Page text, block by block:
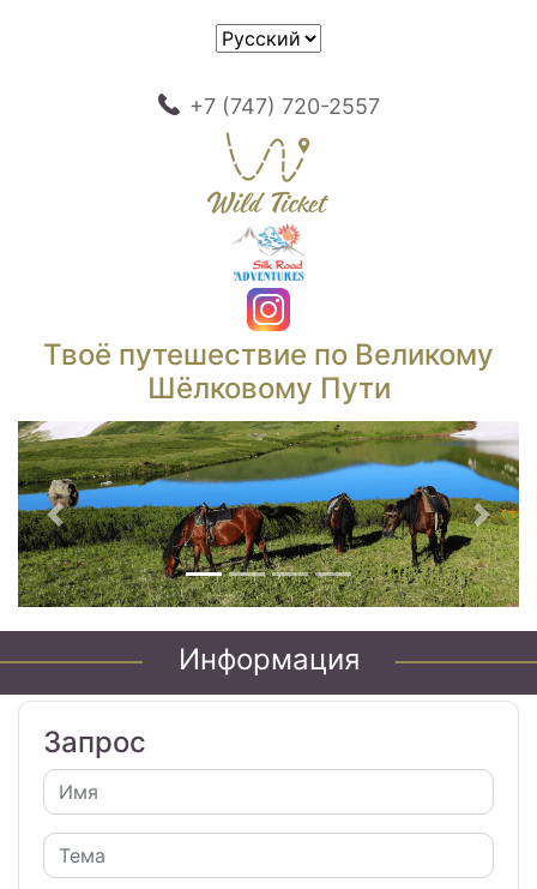
+7 (747) 720-2557
Твоё путешествие по Великому
Шёлковому Пути
Предыдущий
Информация
Запрос